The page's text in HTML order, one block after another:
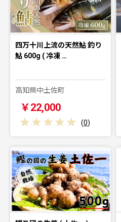
四万十川上流の天然鮎 釣り
鮎 600g ( 冷凍 …
高知県中土佐町
￥22,000
(0)